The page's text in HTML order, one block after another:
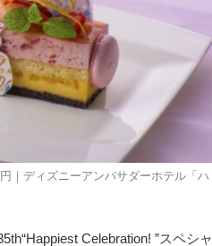
｜ディズニーアンバサダーホテル「ハ
Celebration! ”スペシャ